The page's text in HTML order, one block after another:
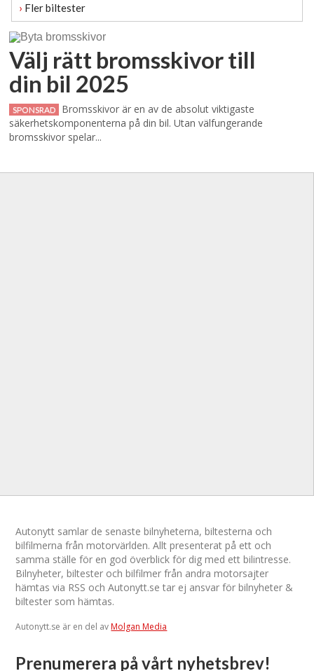
› Fler biltester
Välj rätt bromsskivor till
din bil 2025
SPONSRAD
Bromsskivor är en av de absolut viktigaste
säkerhetskomponenterna på din bil. Utan välfungerande
bromsskivor spelar...
Autonytt samlar de senaste bilnyheterna, biltesterna och
bilfilmerna från motorvärlden. Allt presenterat på ett och
samma ställe för en god överblick för dig med ett bilintresse.
Bilnyheter, biltester och bilfilmer från andra motorsajter
hämtas via RSS och Autonytt.se tar ej ansvar för bilnyheter &
biltester som hämtas.
Autonytt.se är en del avMolgan Media
Prenumerera på vårt nyhetsbrev!